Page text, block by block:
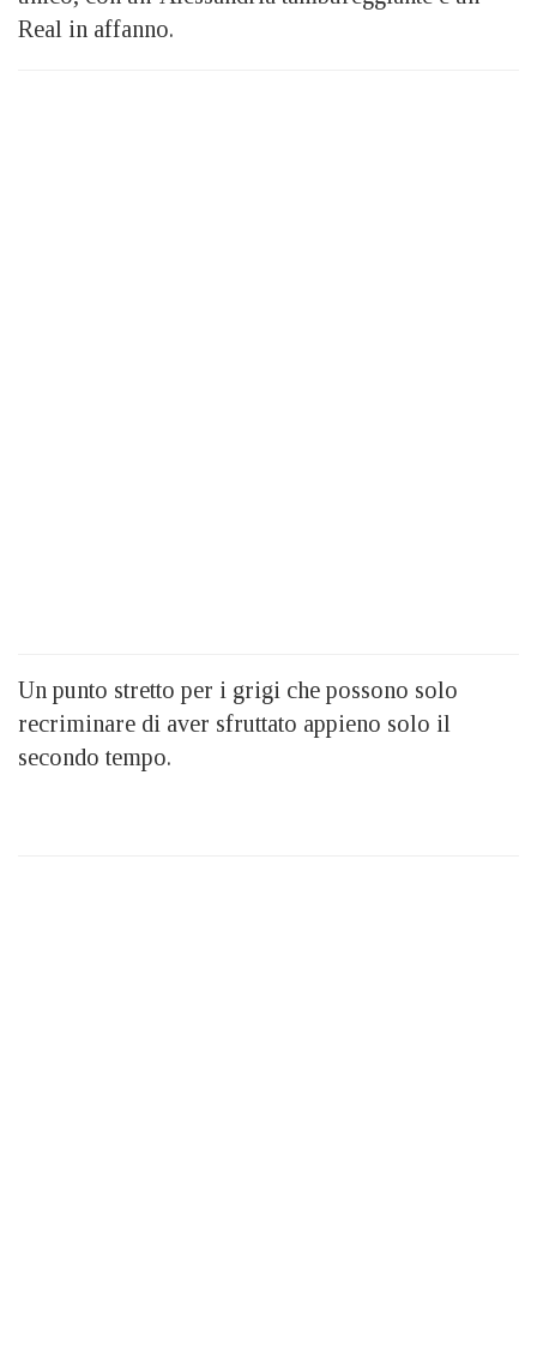
Real in affanno.
Un punto stretto per i grigi che possono solo
recriminare di aver sfruttato appieno solo il
secondo tempo.